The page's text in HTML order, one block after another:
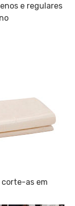
e regulares
corte-as em